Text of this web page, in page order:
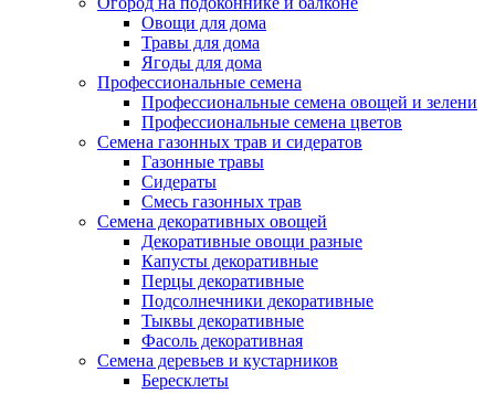
Овощи для дома
Травы для дома
Ягоды для дома
Профессиональные семена
Профессиональные семена овощей и зелени
Профессиональные семена цветов
Семена газонных трав и сидератов
Газонные травы
Сидераты
Смесь газонных трав
Семена декоративных овощей
Декоративные овощи разные
Капусты декоративные
Перцы декоративные
Подсолнечники декоративные
Тыквы декоративные
Фасоль декоративная
Семена деревьев и кустарников
Бересклеты